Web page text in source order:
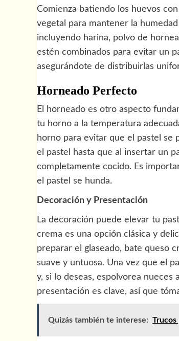
Comienza batiendo los huevos
vegetal para mantener la
incluyendo harina, polvo de
estén combinados para evitar un
asegurándote de distribuirlas
Horneado Perfecto
El horneado es otro aspecto
tu horno a la temperatura
horno para evitar que el pastel se
el pastel hasta que al insertar un
completamente cocido. Es
el pastel se hunda.
Decoración y Presentación
La decoración puede elevar tu
crema es una opción clásica y
preparar el glaseado, bate queso
suave y untuosa. Una vez que el
y, si lo deseas, espolvorea
presentación es clave, así que
Quizás también te interese: Trucos